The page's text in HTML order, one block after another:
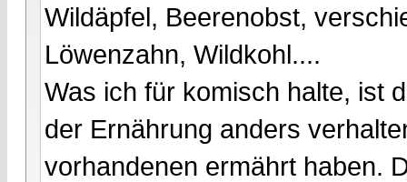
Wildäpfel, Beerenobst,
Löwenzahn, Wildkohl....
Was ich für komisch halte, ist
der Ernährung anders
vorhandenen ermährt haben.